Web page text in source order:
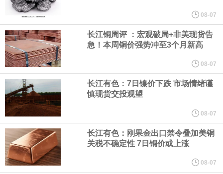
研发费用金额分别为4,995.18万元、7,001.70万元、14,496.56万
元，最近3年复合增长率达70.36%，呈快速增长趋势，并形成多项
核心技术和知识产权。截至2026年1月31日，公司拥有262项专利权
（含境内发明专利20项）。
纽约期银日内涨4%，现报64.08美元/盎司。
宇树科技董事长、总经理兼首席技术官王兴兴在网上路演时表示，
经过多年研发创新和技术积累，公司逐步形成了包括一体化关节集
08-07
长江铜周评 ：宏观破局+非美现货告
急！本周铜价强势冲至3个月新高
08-07
长江有色：7日镍价下跌 市场情绪谨
慎现货交投观望
08-07
长江有色：刚果金出口禁令叠加美铜
关税不确定性 7日铜价或上涨
08-07